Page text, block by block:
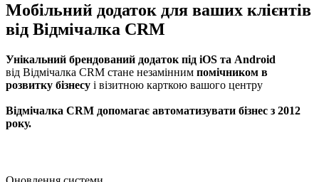
Мобільний додаток для ваших клієнтів
від Відмічалка CRM
Унікальний брендований додаток під iOS та Android
від Відмічалка CRM стане незамінним помічником в
розвитку бізнесу і візитною карткою вашого центру
Відмічалка CRM допомагає автоматизувати бізнес з 2012
року.